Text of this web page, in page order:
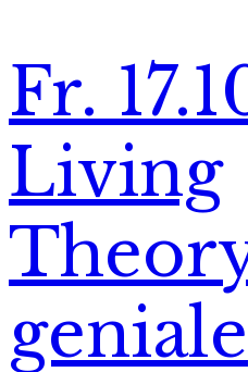
Fr.
Living
geniale